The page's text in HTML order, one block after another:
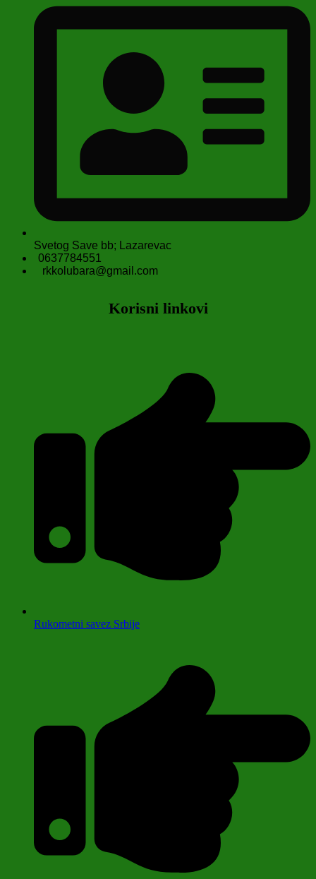
Svetog Save bb; Lazarevac
0637784551
rkkolubara@gmail.com
Korisni linkovi
Rukometni savez Srbije